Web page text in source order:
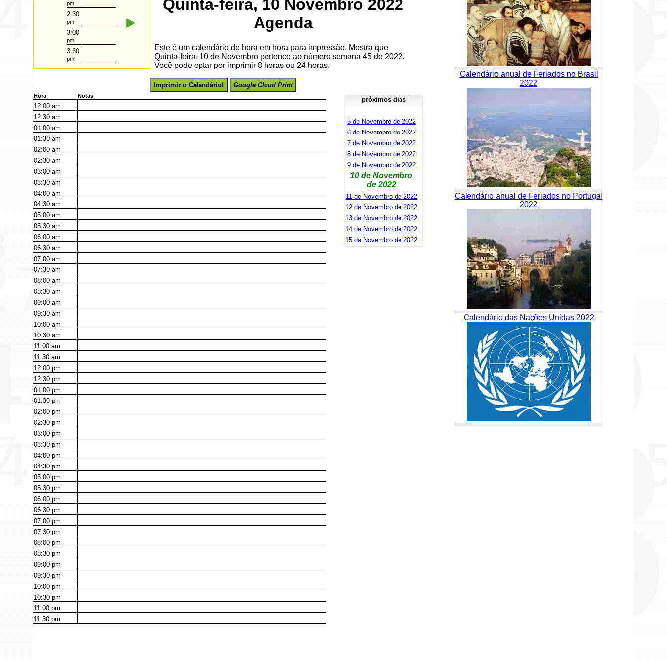
pm
2:30
pm
3:00
pm
3:30
pm
►
Quinta-feira, 10 Novembro 2022
Agenda
Este é um calendário de hora em hora para impressão. Mostra que
Quinta-feira, 10 de Novembro pertence ao número semana 45 de 2022.
Você pode optar por imprimir 8 horas ou 24 horas.
Imprimir o Calendário! Google Cloud Print
Hora Notas
12:00am
12:30am
01:00am
01:30am
02:00am
02:30am
03:00am
03:30am
04:00am
04:30am
05:00am
05:30am
06:00am
06:30am
07:00am
07:30am
08:00am
08:30am
09:00am
09:30am
10:00am
10:30am
11:00am
11:30am
12:00pm
12:30pm
01:00pm
01:30pm
02:00pm
02:30pm
03:00pm
03:30pm
04:00pm
04:30pm
05:00pm
05:30pm
06:00pm
06:30pm
07:00pm
07:30pm
08:00pm
08:30pm
09:00pm
09:30pm
10:00pm
10:30pm
11:00pm
11:30pm
próximos dias
5 de Novembro de 2022
6 de Novembro de 2022
7 de Novembro de 2022
8 de Novembro de 2022
9 de Novembro de 2022
10 de Novembro
de 2022
11 de Novembro de 2022
12 de Novembro de 2022
13 de Novembro de 2022
14 de Novembro de 2022
15 de Novembro de 2022
Calendário anual de Feriados no Brasil
2022
Calendário anual de Feriados no Portugal
2022
Calendário das Nações Unidas 2022